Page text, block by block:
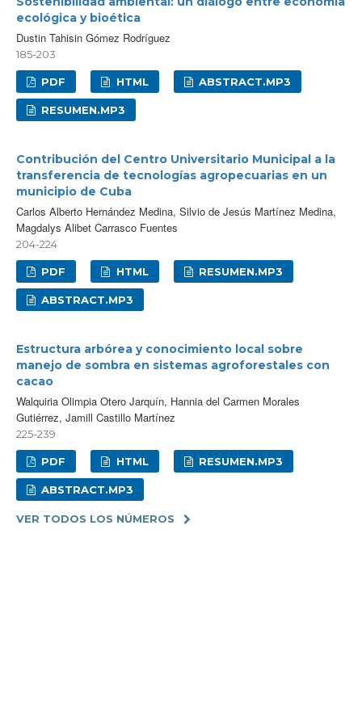
ecológica y bioética
Dustin Tahisin Gómez Rodríguez
185-203
PDF HTML ABSTRACT.MP3
RESUMEN.MP3
Contribución del Centro Universitario Municipal a la
transferencia de tecnologías agropecuarias en un
municipio de Cuba
Carlos Alberto Hernández Medina, Silvio de Jesús Martínez Medina,
Magdalys Alibet Carrasco Fuentes
204-224
PDF HTML RESUMEN.MP3
ABSTRACT.MP3
Estructura arbórea y conocimiento local sobre
manejo de sombra en sistemas agroforestales con
cacao
Walquiria Olimpia Otero Jarquín, Hannia del Carmen Morales
Gutiérrez, Jamill Castillo Martínez
225-239
PDF HTML RESUMEN.MP3
ABSTRACT.MP3
VER TODOS LOS NÚMEROS